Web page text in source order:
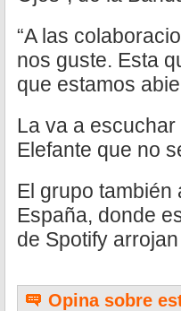
“A las
nos guste. Esta
que estamos
La va a
Elefante que no
El grupo
España, donde
de Spotify
Opina sobre